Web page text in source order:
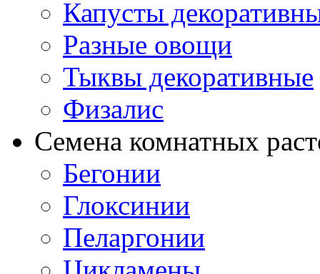
Капусты
Разные овощи
Тыквы декоративные
Физалис
Семена комнатных
Бегонии
Глоксинии
Пеларгонии